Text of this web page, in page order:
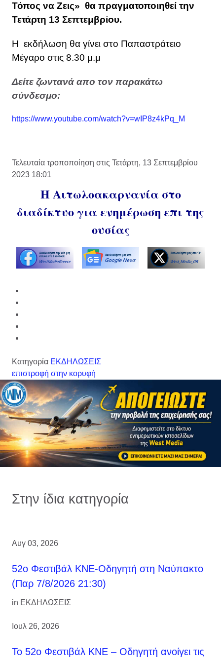
Τόπος να Ζεις» θα πραγματοποιηθεί την
Τετάρτη 13 Σεπτεμβρίου.
Η εκδήλωση θα γίνει στο Παπαστράτειο
Μέγαρο στις 8.30 μ.μ
Δείτε ζωντανά απο τον παρακάτω
σύνδεσμο:
https://www.youtube.com/watch?v=wIP8z4kPq_M
Τελευταία τροποποίηση στις Τετάρτη, 13 Σεπτεμβρίου
2023 18:01
Η Αιτωλοακαρνανία στο
διαδίκτυο για ενημέρωση επι της
ουσίας
Κατηγορία ΕΚΔΗΛΩΣΕΙΣ
επιστροφή στην κορυφή
Στην ίδια κατηγορία
Αυγ 03, 2026
52ο Φεστιβάλ ΚΝΕ-Οδηγητή στη Ναύπακτο
(Παρ 7/8/2026 21:30)
in ΕΚΔΗΛΩΣΕΙΣ
Ιουλ 26, 2026
Το 52ο Φεστιβάλ ΚΝΕ – Οδηγητή ανοίγει τις